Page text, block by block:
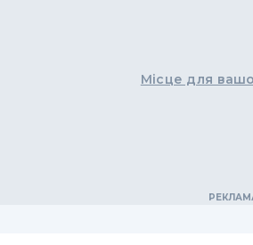
Місце для